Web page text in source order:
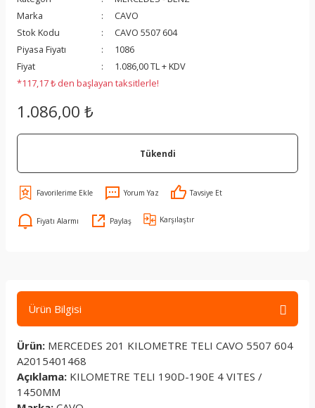
Marka
CAVO
Stok Kodu
CAVO 5507 604
Piyasa Fiyatı
1086
Fiyat
1.086,00 TL + KDV
*117,17 ₺ den başlayan taksitlerle!
1.086,00 ₺
Tükendi
Yorum Yaz Tavsiye Et
Fiyatı Alarmı Paylaş Karşılaştır
Ürün Bilgisi
Ürün: MERCEDES 201 KILOMETRE TELI CAVO 5507 604
A2015401468
Açıklama: KILOMETRE TELI 190D-190E 4 VITES /
1450MM